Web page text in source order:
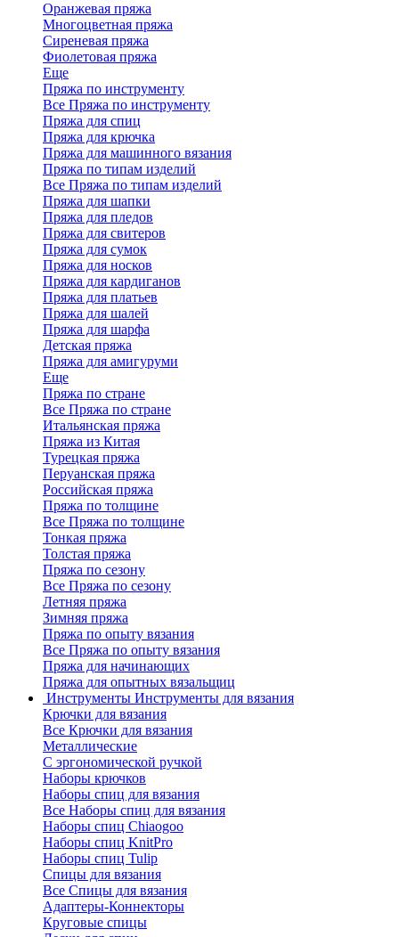
Оранжевая пряжа
Многоцветная пряжа
Сиреневая пряжа
Фиолетовая пряжа
Еще
Пряжа по инструменту
Все Пряжа по инструменту
Пряжа для спиц
Пряжа для крючка
Пряжа для машинного вязания
Пряжа по типам изделий
Все Пряжа по типам изделий
Пряжа для шапки
Пряжа для пледов
Пряжа для свитеров
Пряжа для сумок
Пряжа для носков
Пряжа для кардиганов
Пряжа для платьев
Пряжа для шалей
Пряжа для шарфа
Детская пряжа
Пряжа для амигуруми
Еще
Пряжа по стране
Все Пряжа по стране
Итальянская пряжа
Пряжа из Китая
Турецкая пряжа
Перуанская пряжа
Российская пряжа
Пряжа по толщине
Все Пряжа по толщине
Тонкая пряжа
Толстая пряжа
Пряжа по сезону
Все Пряжа по сезону
Летняя пряжа
Зимняя пряжа
Пряжа по опыту вязания
Все Пряжа по опыту вязания
Пряжа для начинающих
Пряжа для опытных вязальщиц
Инструменты Инструменты для вязания
Крючки для вязания
Все Крючки для вязания
Металлические
С эргономической ручкой
Наборы крючков
Наборы спиц для вязания
Все Наборы спиц для вязания
Наборы спиц Chiaogoo
Наборы спиц KnitPro
Наборы спиц Tulip
Спицы для вязания
Все Спицы для вязания
Адаптеры-Коннекторы
Круговые спицы